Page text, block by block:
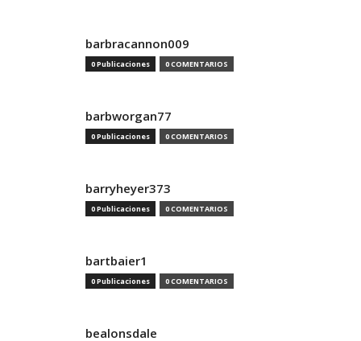
barbracannon009
0 Publicaciones 0 COMENTARIOS
barbworgan77
0 Publicaciones 0 COMENTARIOS
barryheyer373
0 Publicaciones 0 COMENTARIOS
bartbaier1
0 Publicaciones 0 COMENTARIOS
bealonsdale